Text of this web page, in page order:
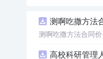
测啊吃撒方法
测啊吃撒方法合同
高校科研管理